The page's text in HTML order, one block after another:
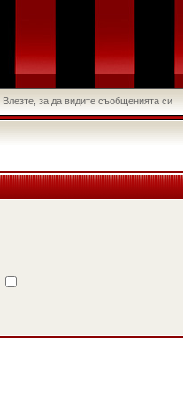
Влезте, за да видите съобщенията си